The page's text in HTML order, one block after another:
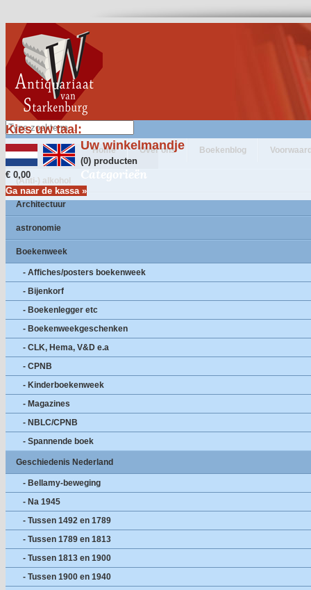
Kies uw taal:
Uw winkelmandje
(0) producten
€ 0,00
Ga naar de kassa »
Home Over ons Boekenblog
Categorieën
(Anti-) alkohol
Architectuur
astronomie
Boekenweek
- Affiches/posters boekenweek
- Bijenkorf
- Boekenlegger etc
- Boekenweekgeschenken
- CLK, Hema, V&D e.a
- CPNB
- Kinderboekenweek
- Magazines
- NBLC/CPNB
- Spannende boek
Geschiedenis Nederland
- Bellamy-beweging
- Na 1945
- Tussen 1492 en 1789
- Tussen 1789 en 1813
- Tussen 1813 en 1900
- Tussen 1900 en 1940